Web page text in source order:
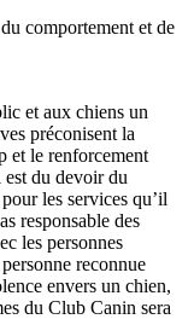
comportement et de
et aux chiens un
préconisent la
et le renforcement
du devoir du
les services qu’il
responsable des
les personnes
reconnue
envers un chien,
du Club Canin sera